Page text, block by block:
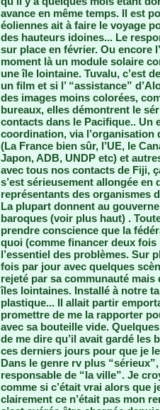
avance en même temps. Il est
éoliennes ait à faire le voyage
des hauteurs idoines... Le
sur place en février. Ou encore
moment là un module solaire
une île lointaine. Tuvalu, c’est
un film et si l’ “assistance”
des images moins colorées,
bureaux, elles démontrent le
contacts dans le Pacifique.. Un
coordination, via l’organisation
(La France bien sûr, l’UE, le
Japon, ADB, UNDP etc) et
avec tous nos contacts de Fiji,
s’est sérieusement allongée
représentants des organismes
La plupart donnent au
baroques (voir plus haut) .
prendre conscience que la
quoi (comme financer deux fois
l’essentiel des problèmes. Sur
fois par jour avec quelques
rejeté par sa communauté mais
îles lointaines. Installé à notre
plastique... Il allait partir
promettre de me la rapporter
avec sa bouteille vide.
de me dire qu’il avait gardé les
ces derniers jours pour que je
Dans le genre rv plus
responsable de “la ville”. Je
comme si c’était vrai alors que
clairement ce n’était pas mon